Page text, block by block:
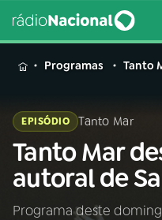
MENU
Buscar
na
Rádio
Nacional
Programas Tanto
EPISÓDIO Tanto Mar
Tanto Mar
autoral de
Programa deste